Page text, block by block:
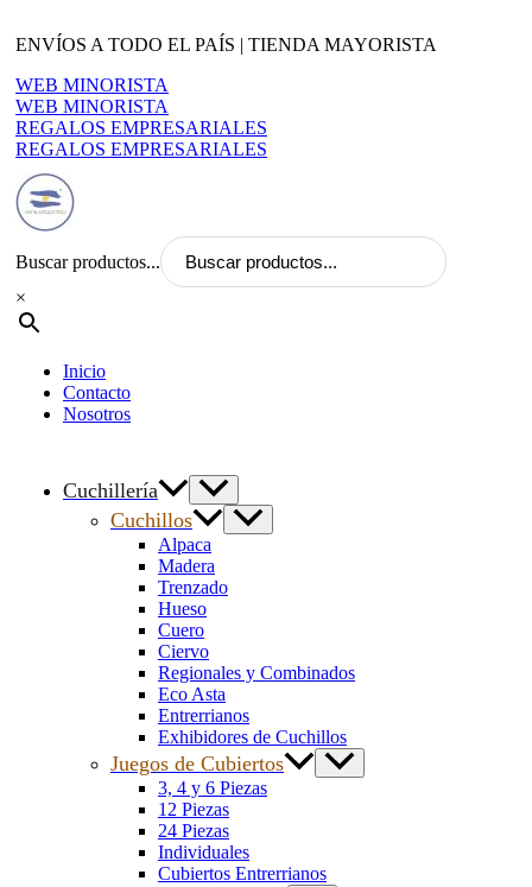
al
ENVÍOS A TODO EL PAÍS | TIENDA MAYORISTA
WEB MINORISTA
WEB MINORISTA
REGALOS EMPRESARIALES
REGALOS EMPRESARIALES
Buscar productos...
×
Inicio
Contacto
Nosotros
Cuchillería
Cuchillos
Alpaca
Madera
Trenzado
Hueso
Cuero
Ciervo
Regionales y Combinados
Eco Asta
Entrerrianos
Exhibidores de Cuchillos
Juegos de Cubiertos
3, 4 y 6 Piezas
12 Piezas
24 Piezas
Individuales
Cubiertos Entrerrianos